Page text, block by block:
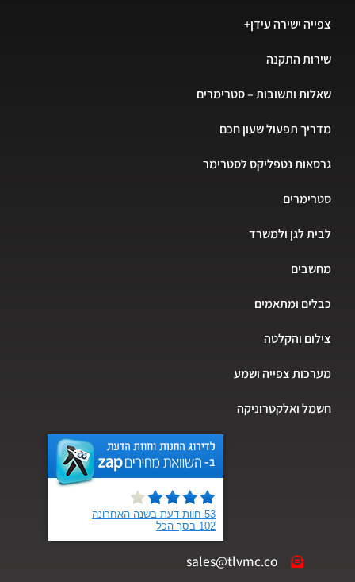
צפייה ישירה עידן+
שירות התקנה
שאלות ותשובות – סטרימרים
מדריך תפעול שעון חכם
גרסאות נטפליקס לסטרימר
סטרימרים
לבית לגן ולמשרד
מחשבים
כבלים ומתאמים
צילום והקלטה
מערכות צפייה ושמע
חשמל ואלקטרוניקה
sales@tlvmc.co